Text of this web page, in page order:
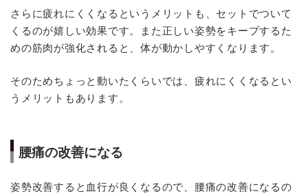
さらに疲れにくくなるというメリットも、セットでついて
くるのが嬉しい効果です。また正しい姿勢をキープするた
めの筋肉が強化されると、体が動かしやすくなります。
そのためちょっと動いたくらいでは、疲れにくくなるとい
うメリットもあります。
腰痛の改善になる
姿勢改善すると血行が良くなるので、腰痛の改善になるの